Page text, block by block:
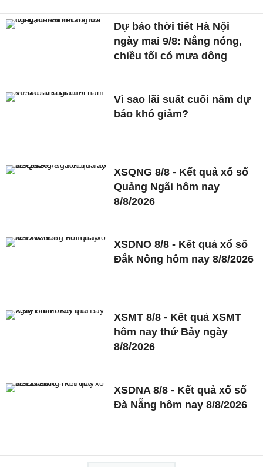
Dự báo thời tiết Hà Nội
ngày mai 9/8: Nắng nóng,
chiều tối có mưa dông
Vì sao lãi suất cuối năm dự
báo khó giảm?
XSQNG 8/8 - Kết quả xổ số
Quảng Ngãi hôm nay
8/8/2026
XSDNO 8/8 - Kết quả xổ số
Đắk Nông hôm nay 8/8/2026
XSMT 8/8 - Kết quả XSMT
hôm nay thứ Bảy ngày
8/8/2026
XSDNA 8/8 - Kết quả xổ số
Đà Nẵng hôm nay 8/8/2026